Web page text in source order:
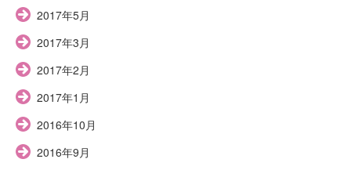
2017年5月
2017年3月
2017年2月
2017年1月
2016年10月
2016年9月